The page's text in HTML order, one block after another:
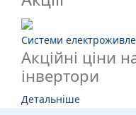
Системи
Акційні ціни
інвертори
Детальніше